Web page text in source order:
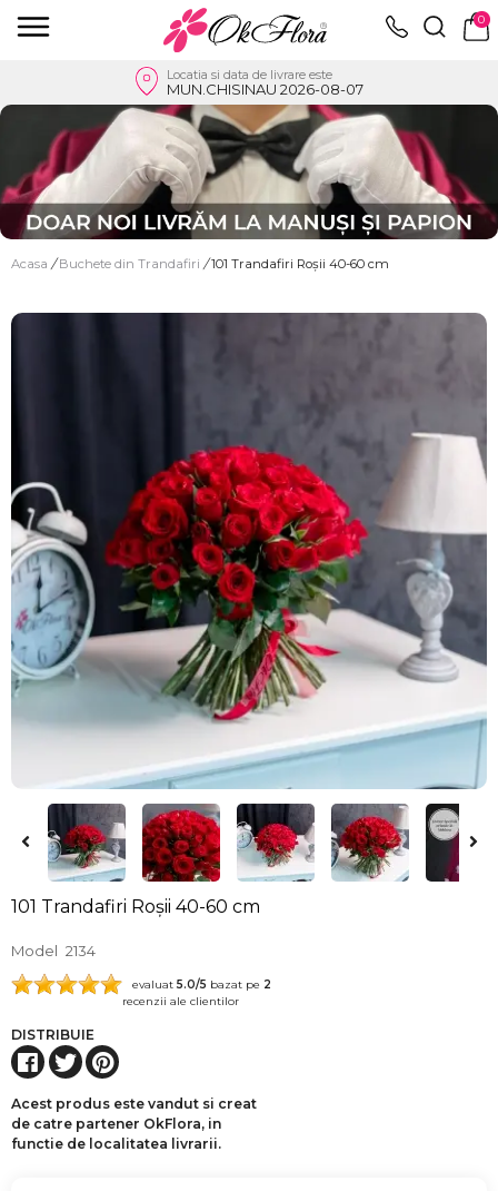
0
Locatia si data de livrare este
MUN.CHISINAU 2026-08-07
Acasa / Buchete din Trandafiri / 101 Trandafiri Roșii 40-60 cm
101 Trandafiri Roșii 40-60 cm
Model 2134
evaluat 5.0/5 bazat pe 2
recenzii ale clientilor
DISTRIBUIE
Acest produs este vandut si creat
de catre partener OkFlora, in
functie de localitatea livrarii.